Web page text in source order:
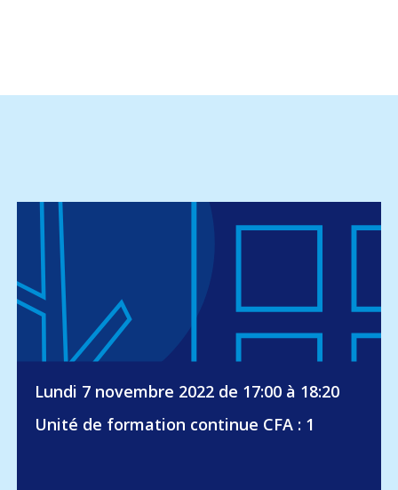
Lundi 7 novembre 2022 de 17:00 à 18:20
Unité de formation continue CFA : 1